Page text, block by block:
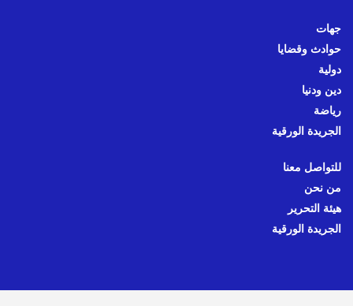
جهات
حوادث وقضايا
دولية
دين ودنيا
رياضة
الجريدة الورقية
للتواصل معنا
من نحن
هيئة التحرير
الجريدة الورقية